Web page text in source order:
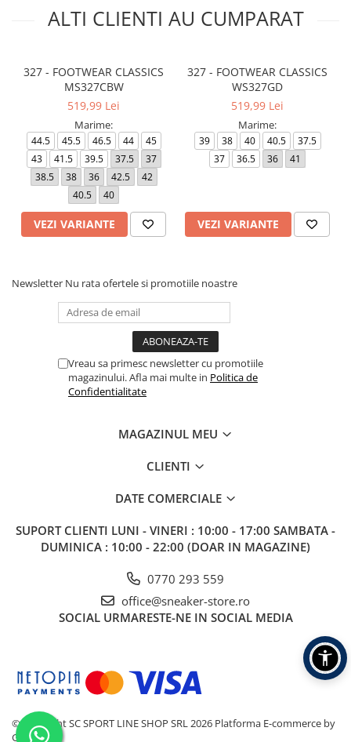
ALTI CLIENTI AU CUMPARAT
327 - FOOTWEAR CLASSICS
MS327CBW
519,99 Lei
Marime:
44.5 45.5 46.5 44
45
43
41.5 39.5 37.5
37
38.5
38 36 42.5
42
40.5
40
VEZI VARIANTE
327 - FOOTWEAR CLASSICS
WS327GD
519,99 Lei
Marime:
39 38 40 40.5
37.5
37
36.5 36 41
VEZI VARIANTE
Newsletter Nu rata ofertele si promotiile noastre
Vreau sa primesc newsletter cu promotiile
magazinului. Afla mai multe in Politica de
Confidentialitate
MAGAZINUL MEU
CLIENTI
DATE COMERCIALE
SUPORT CLIENTI LUNI - VINERI : 10:00 - 17:00 SAMBATA -
DUMINICA : 10:00 - 22:00 (DOAR IN MAGAZINE)
0770 293 559
office@sneaker-store.ro
SOCIAL URMARESTE-NE IN SOCIAL MEDIA
©Copyright SC SPORT LINE SHOP SRL 2026 Platforma E-commerce by
Gomag